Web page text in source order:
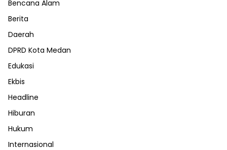
Bencana Alam
Berita
Daerah
DPRD Kota Medan
Edukasi
Ekbis
Headline
Hiburan
Hukum
Internasional